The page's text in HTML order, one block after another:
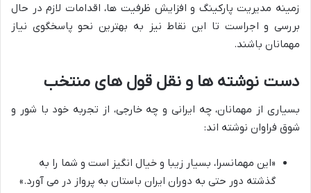
زمینه مدیریت پارکینگ و افزایش ظرفیت ها، اقدامات لازم در حال
بررسی و اجراست تا این نقاط نیز به بهترین نحو پاسخگوی نیاز
مهمانان باشند.
دست نوشته ها و نقل قول های منتخب
بسیاری از مهمانان، چه ایرانی و چه خارجی، از تجربه خود با شور و
شوق فراوان نوشته اند:
«این مهمانسرا، بسیار زیبا و خیال انگیز است و شما را به
گذشته دور حتی به دوران ایران باستان به پرواز در می آورد.»